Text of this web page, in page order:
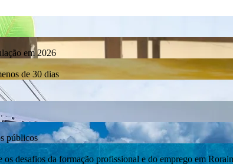
em 2026
de 30 dias
públicos
desafios da formação profissional e do emprego em